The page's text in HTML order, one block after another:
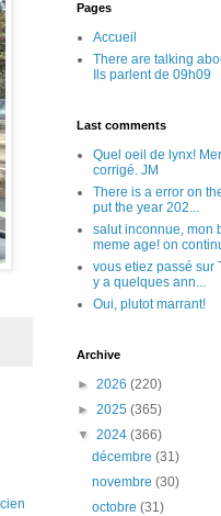
Pages
Accueil
There are talking
Ils parlent de 09h09
Last comments
Quel oeil de lynx!
corrigé. JM
There is a error on
put the year 202...
salut inconnue, mon
meme age! on
vous etiez passé sur
y a quelques ann...
Oui, plutot marrant!
Archive
► 2026 (220)
► 2025 (365)
▼ 2024 (366)
décembre(31)
novembre(30)
octobre(31)